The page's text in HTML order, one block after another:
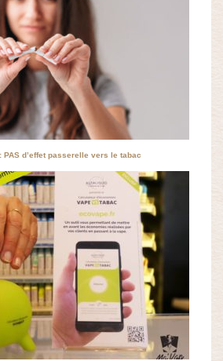
d’effet passerelle vers le tabac